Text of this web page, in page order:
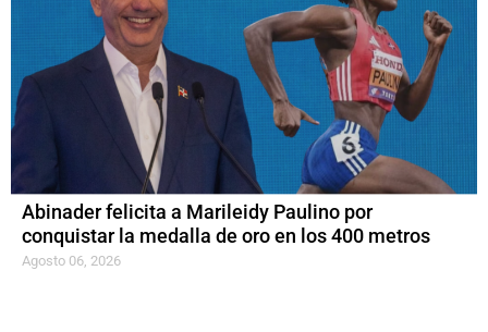
Abinader felicita a Marileidy Paulino por
conquistar la medalla de oro en los 400 metros
Agosto 06, 2026